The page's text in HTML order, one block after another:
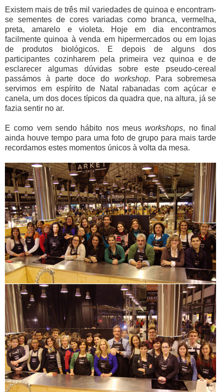
Existem mais de três mil variedades de quinoa e encontram-
se sementes de cores variadas como branca, vermelha,
preta, amarelo e violeta. Hoje em dia encontramos
facilmente quinoa à venda em hipermercados ou em lojas
de produtos biológicos. E depois de alguns dos
participantes cozinharem pela primeira vez quinoa e de
esclarecer algumas dúvidas sobre este pseudo-cereal
passámos à parte doce do workshop. Para sobremesa
servimos em espírito de Natal rabanadas com açúcar e
canela, um dos doces típicos da quadra que, na altura, já se
fazia sentir no ar.
E como vem sendo hábito nos meusworkshops, no final
ainda houve tempo para uma foto de grupo para mais tarde
recordamos estes momentos únicos à volta da mesa.